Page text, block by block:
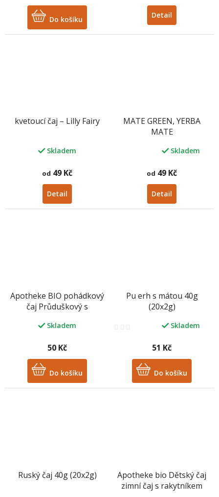
Do košíku Detail
kvetoucí čaj – Lilly Fairy
Skladem
od 49 Kč
Detail
MATE GREEN, YERBA
MATE
5
Skladem
od 49 Kč
Detail
Apotheke BIO pohádkový
čaj Průduškový s
Skladem
50 Kč
Do košíku
Pu erh s mátou 40g
(20x2g)
produktu
2,0
5
Skladem
51 Kč
Do košíku
Ruský čaj 40g (20x2g)
Apotheke bio Dětský čaj
zimní čaj s rakytníkem